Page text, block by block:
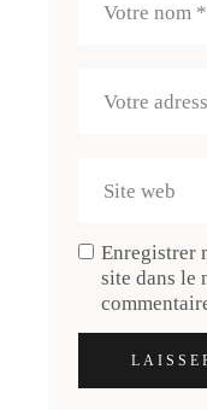
Enregistrer
site dans le